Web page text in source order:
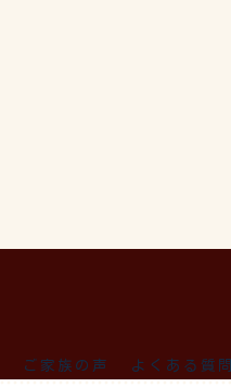
ご家族の声 よくある質問